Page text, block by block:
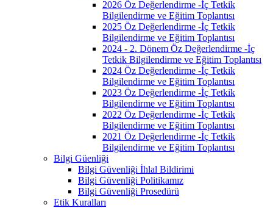
2026 Öz Değerlendirme -İç Tetkik
Bilgilendirme ve Eğitim Toplantısı
2025 Öz Değerlendirme -İç Tetkik
Bilgilendirme ve Eğitim Toplantısı
2024 - 2. Dönem Öz Değerlendirme -İç
Tetkik Bilgilendirme ve Eğitim Toplantısı
2024 Öz Değerlendirme -İç Tetkik
Bilgilendirme ve Eğitim Toplantısı
2023 Öz Değerlendirme -İç Tetkik
Bilgilendirme ve Eğitim Toplantısı
2022 Öz Değerlendirme -İç Tetkik
Bilgilendirme ve Eğitim Toplantısı
2021 Öz Değerlendirme -İç Tetkik
Bilgilendirme ve Eğitim Toplantısı
Bilgi Güenliği
Bilgi Güvenliği İhlal Bildirimi
Bilgi Güvenliği Politikamız
Bilgi Güvenliği Prosedürü
Etik Kuralları